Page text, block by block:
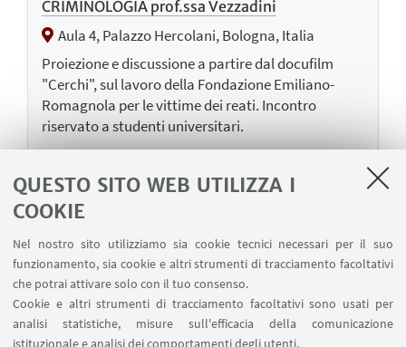
QUESTO SITO WEB UTILIZZA I
COOKIE
Nel nostro sito utilizziamo sia cookie tecnici necessari per il suo
funzionamento, sia cookie e altri strumenti di tracciamento facoltativi
che potrai attivare solo con il tuo consenso.
Cookie e altri strumenti di tracciamento facoltativi sono usati per
analisi statistiche, misure sull'efficacia della comunicazione
istituzionale e analisi dei comportamenti degli utenti.
CRIMINOLOGIA prof.ssa Vezzadini
Aula 4, Palazzo Hercolani, Bologna, Italia
Proiezione e discussione a partire dal docufilm
"Cerchi", sul lavoro della Fondazione Emiliano-
Romagnola per le vittime dei reati. Incontro
riservato a studenti universitari.
11 MAGGIO
Aula Ardigò Piano Terra, Palazzo Hercolani,
Strada Maggiore, 45 - Evento in presenza e online
Il seminario esamina la proposta dei return hubs